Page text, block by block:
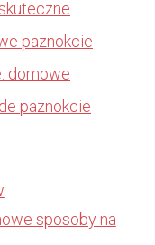
paznokcie
domowe
paznokcie
sposoby na